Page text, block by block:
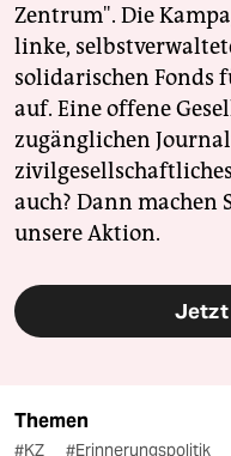
Zentrum". Die
linke,
solidarischen Fonds
auf. Eine offene
zugänglichen
auch? Dann machen
unsere Aktion.
Jetzt
Themen
#KZ #Erinnerungspolitik